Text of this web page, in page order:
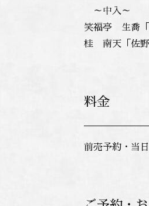
～中入～
笑福亭 生喬
桂 南天「佐
料金
前売予約・当